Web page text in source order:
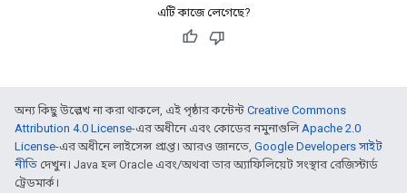
এটি কাজে লেগেছে?
অন্য কিছু উল্লেখ না করা থাকলে, এই পৃষ্ঠার কন্টেন্ট Creative Commons
Attribution 4.0 License-এর অধীনে এবং কোডের নমুনাগুলিApache 2.0
License-এর অধীনে লাইসেন্স প্রাপ্ত। আরও জানতে, Google Developers সাইট
নীতি দেখুন। Java হল Oracle এবং/অথবা তার অ্যাফিলিয়েট সংস্থার রেজিস্টার্ড
ট্রেডমার্ক।